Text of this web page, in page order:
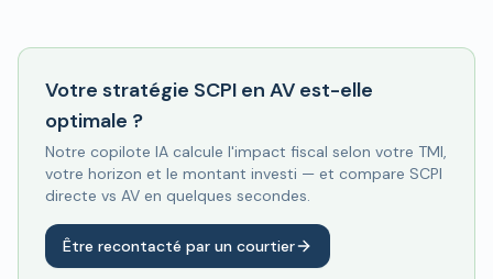
Votre stratégie SCPI en AV est-elle
optimale ?
Notre copilote IA calcule l'impact fiscal selon votre TMI,
votre horizon et le montant investi — et compare SCPI
directe vs AV en quelques secondes.
Être recontacté par un courtier